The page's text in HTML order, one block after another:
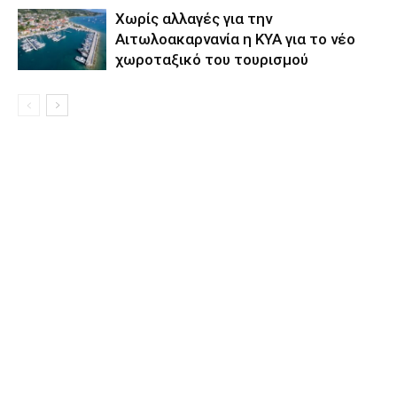
Xωρίς αλλαγές για την
Αιτωλοακαρνανία η ΚΥΑ για το νέο
χωροταξικό του τουρισμού